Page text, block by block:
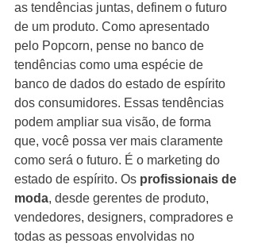
as tendências juntas, definem o futuro
de um produto. Como apresentado
pelo Popcorn, pense no banco de
tendências como uma espécie de
banco de dados do estado de espírito
dos consumidores. Essas tendências
podem ampliar sua visão, de forma
que, você possa ver mais claramente
como será o futuro. É o marketing do
estado de espírito. Os profissionais de
moda, desde gerentes de produto,
vendedores, designers, compradores e
todas as pessoas envolvidas no